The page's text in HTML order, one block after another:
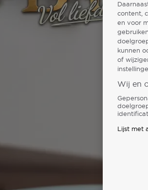
content,
en voor
kunnen
of
Wij en
Lijst met